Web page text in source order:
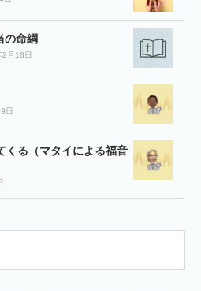
命綱
月18日
日
くる（マタイによる福音